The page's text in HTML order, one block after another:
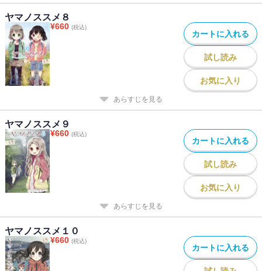
ヤマノススメ８
¥660 (税込)
カートに入れる
試し読み
お気に入り
あらすじを見る
ヤマノススメ９
¥660 (税込)
カートに入れる
試し読み
お気に入り
あらすじを見る
ヤマノススメ１０
¥660 (税込)
カートに入れる